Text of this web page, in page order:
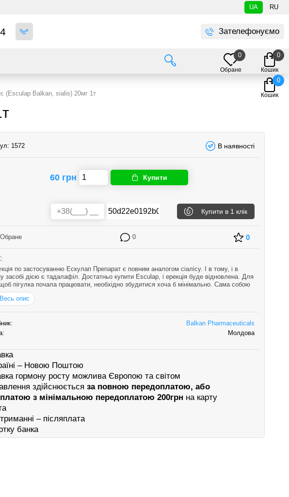
UA RU
Зателефонуємо
Обране
0
Кошик
0
Кошик
0
(Esculap Balkan, sialis) 20мг 1т
1572 В наявності
60 грн Купити
Купити в 1 клік
Обране 0 0
по застосуванню Ескулап Препарат є повним аналогом сіалісу. І в тому, і в
засобі дією є тадалафіл. Достатньо купити Esculap, і ерекція буде відновлена. Для
пігулка почала працювати, необхідно збудитися хоча б мінімально. Сама собою
не наступить. Цей засіб слід пр…
Весь опис
Balkan Pharmaceuticals
Молдова
– Новою Поштою
гормону росту можлива Європою та світом
здійснюється за повною передоплатою, або
з мінімальною передоплатою 200грн на карту
– післяплата
банка